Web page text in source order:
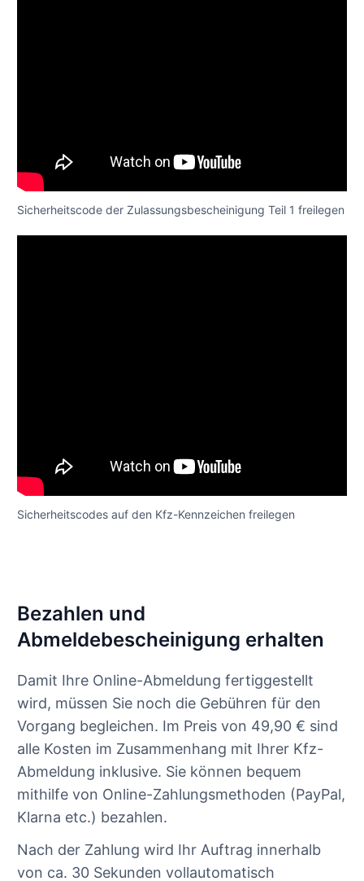
Sicherheitscode der Zulassungsbescheinigung Teil 1 freilegen
Sicherheitscodes auf den Kfz-Kennzeichen freilegen
Bezahlen und
Abmeldebescheinigung erhalten
Damit Ihre Online-Abmeldung fertiggestellt
wird, müssen Sie noch die Gebühren für den
Vorgang begleichen. Im Preis von 49,90 € sind
alle Kosten im Zusammenhang mit Ihrer Kfz-
Abmeldung inklusive. Sie können bequem
mithilfe von Online-Zahlungsmethoden (PayPal,
Klarna etc.) bezahlen.
Nach der Zahlung wird Ihr Auftrag innerhalb
von ca. 30 Sekunden vollautomatisch